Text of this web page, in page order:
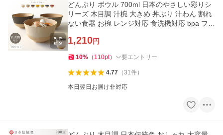
どんぶり ボウル 700ml 日本のやさしい彩りシ
リーズ 木目調 汁椀 大きめ 丼ぶり 汁わん 割れ
ない食器 お椀 レンジ対応 食洗機対応 bpa フリ
1,210円
10% （ 110pt） 要エントリー
4.77（31件）
本日翌日お届け非対応